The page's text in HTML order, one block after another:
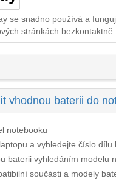
se snadno používá a
stránkách bezkontaktně.
vhodnou baterii do
notebooku
a vyhledejte číslo dílu
baterii vyhledáním modelu
součásti a modely